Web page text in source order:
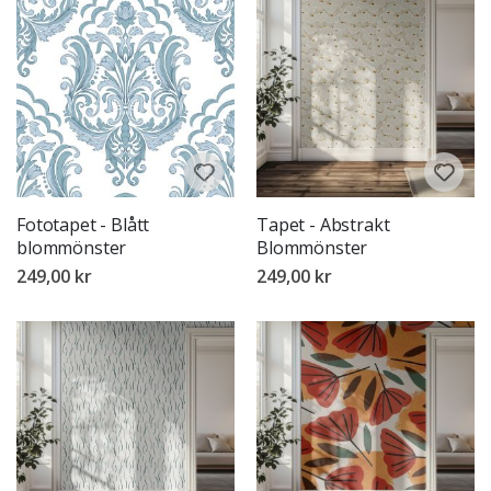
Fototapet - Blått
blommönster
249,00 kr
Tapet - Abstrakt
Blommönster
249,00 kr